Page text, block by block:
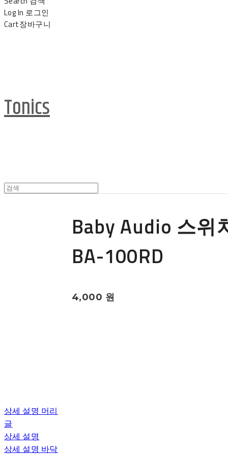
Log In 로그인
Cart장바구니
Tonics
Baby Audio 스위
BA-100RD
4,000 원
상세 설명 머리
글
상세 설명
상세 설명 바닥